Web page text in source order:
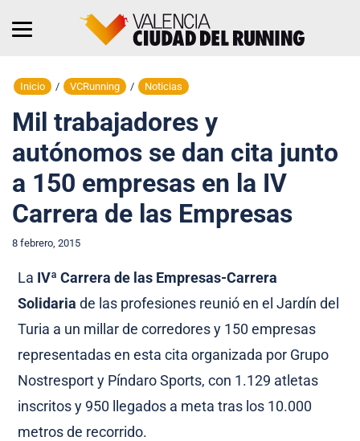
Inicio / VCRunning / Noticias
Mil trabajadores y
autónomos se dan cita junto
a 150 empresas en la IV
Carrera de las Empresas
8 febrero, 2015
La IVª Carrera de las Empresas-Carrera
Solidaria de las profesiones reunió en el Jardín del
Turia a un millar de corredores y 150 empresas
representadas en esta cita organizada por Grupo
Nostresport y Píndaro Sports, con 1.129 atletas
inscritos y 950 llegados a meta tras los 10.000
metros de recorrido.